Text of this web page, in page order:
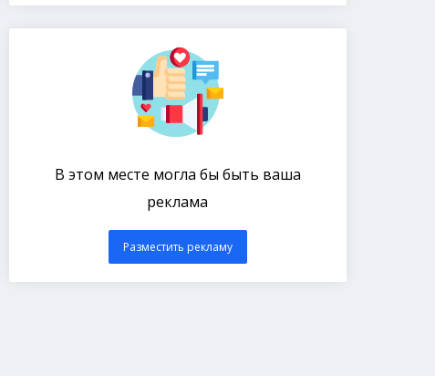
В этом месте могла бы быть ваша
реклама
Разместить рекламу